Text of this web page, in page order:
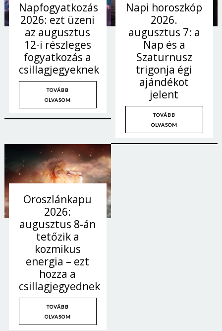
Napfogyatkozás
2026: ezt üzeni
az augusztus
12-i részleges
fogyatkozás a
csillagjegyeknek
TOVÁBB
OLVASOM
Napi horoszkóp
2026.
augusztus 7: a
Nap és a
Szaturnusz
trigonja égi
ajándékot
jelent
TOVÁBB
OLVASOM
Oroszlánkapu
2026:
augusztus 8-án
tetőzik a
kozmikus
energia – ezt
hozza a
csillagjegyednek
TOVÁBB
OLVASOM
Borsonline bejelentkezés
E-mail cím vagy felhasználónév